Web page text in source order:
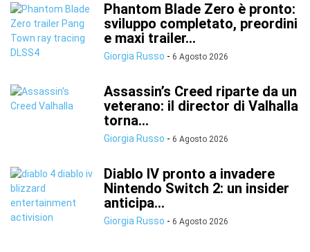
Phantom Blade Zero è pronto:
sviluppo completato, preordini
e maxi trailer...
Giorgia Russo - 6 Agosto 2026
Assassin’s Creed riparte da un
veterano: il director di Valhalla
torna...
Giorgia Russo - 6 Agosto 2026
Diablo IV pronto a invadere
Nintendo Switch 2: un insider
anticipa...
Giorgia Russo - 6 Agosto 2026